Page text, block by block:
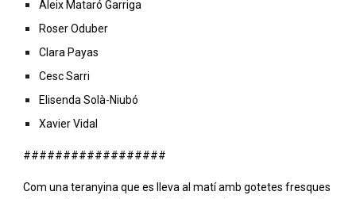
Aleix Mataró Garriga
Roser Oduber
Clara Payas
Cesc Sarri
Elisenda Solà-Niubó
Xavier Vidal
##################
Com una teranyina que es lleva al matí amb gotetes fresques